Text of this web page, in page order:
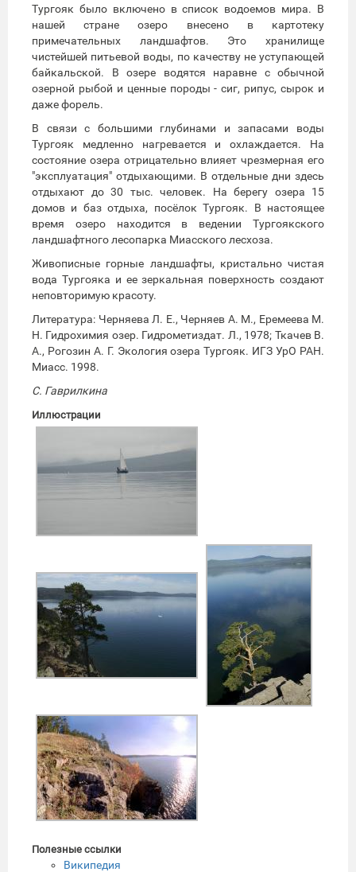
Тургояк было включено в список водоемов мира. В
нашей стране озеро внесено в картотеку
примечательных ландшафтов. Это хранилище
чистейшей питьевой воды, по качеству не уступающей
байкальской. В озере водятся наравне с обычной
озерной рыбой и ценные породы - сиг, рипус, сырок и
даже форель.
В связи с большими глубинами и запасами воды
Тургояк медленно нагревается и охлаждается. На
состояние озера отрицательно влияет чрезмерная его
"эксплуатация" отдыхающими. В отдельные дни здесь
отдыхают до 30 тыс. человек. На берегу озера 15
домов и баз отдыха, посёлок Тургояк. В настоящее
время озеро находится в ведении Тургоякского
ландшафтного лесопарка Миасского лесхоза.
Живописные горные ландшафты, кристально чистая
вода Тургояка и ее зеркальная поверхность создают
неповторимую красоту.
Литература: Черняева Л. Е., Черняев А. М., Еремеева М.
Н. Гидрохимия озер. Гидрометиздат. Л., 1978; Ткачев В.
А., Рогозин А. Г. Экология озера Тургояк. ИГЗ УрО РАН.
Миасс. 1998.
С. Гаврилкина
Иллюстрации
Полезные ссылки
Википедия